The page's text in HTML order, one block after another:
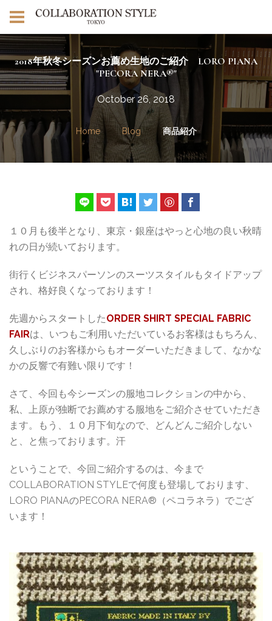
2018年秋冬シーズンお薦め生地のご紹介 LORO PIANA
"PECORA NERA®"
October 26, 2018
Home Blog 商品紹介
１０月も後半となり、東京・銀座はやっと心地の良い秋晴
れの日が続いております。
街行くビジネスパーソンのスーツスタイルもタイドアップ
され、格好良くなっております！
先週からスタートしたORDER SHIRT SPECIAL FABRIC
FAIRは、いつもご利用いただいているお客様はもちろん、
久しぶりのお客様からもオーダーいただきまして、なかな
かの反響で有難い限りです！
さて、今回も今シーズンの服地コレクションの中から、
私、上原が独断でお薦めする服地をご紹介させていただき
ます。もう、１０月下旬なので、どんどんご紹介しない
と、と焦っております。汗
ということで、今回ご紹介するのは、今まで
COLLABORATION STYLEで何度も登場しております、
LORO PIANAのPECORA NERA®（ペコラネラ）でござ
います！